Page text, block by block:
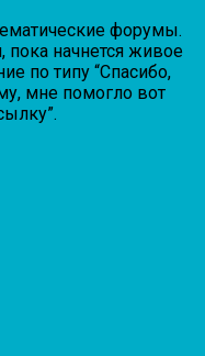
форумы.
начнется живое
по типу “Спасибо,
мне помогло вот